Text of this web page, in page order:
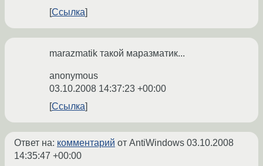
Ссылка
marazmatik такой маразматик...
anonymous
03.10.2008 14:37:23 +00:00
Ссылка
Ответ на: комментарий от AntiWindows 03.10.2008
14:35:47 +00:00